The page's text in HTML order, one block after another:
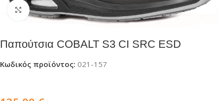
Click to enlarge
Παπούτσια COBALT S3 CI SRC ESD
Κωδικός προϊόντος: 021-157